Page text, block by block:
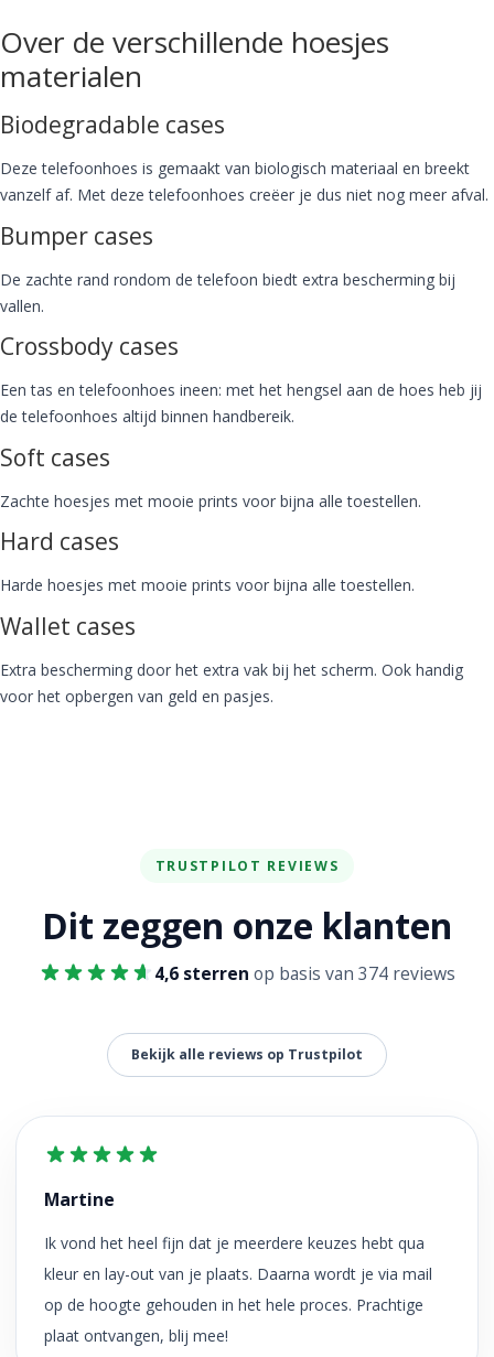
Over de verschillende hoesjes
materialen
Biodegradable cases
Deze telefoonhoes is gemaakt van biologisch materiaal en breekt
vanzelf af. Met deze telefoonhoes creëer je dus niet nog meer afval.
Bumper cases
De zachte rand rondom de telefoon biedt extra bescherming bij
vallen.
Crossbody cases
Een tas en telefoonhoes ineen: met het hengsel aan de hoes heb jij
de telefoonhoes altijd binnen handbereik.
Soft cases
Zachte hoesjes met mooie prints voor bijna alle toestellen.
Hard cases
Harde hoesjes met mooie prints voor bijna alle toestellen.
Wallet cases
Extra bescherming door het extra vak bij het scherm. Ook handig
voor het opbergen van geld en pasjes.
TRUSTPILOT REVIEWS
Dit zeggen onze klanten
4,6 sterren op basis van 374 reviews
Bekijk alle reviews op Trustpilot
Martine
Ik vond het heel fijn dat je meerdere keuzes hebt qua
kleur en lay-out van je plaats. Daarna wordt je via mail
op de hoogte gehouden in het hele proces. Prachtige
plaat ontvangen, blij mee!